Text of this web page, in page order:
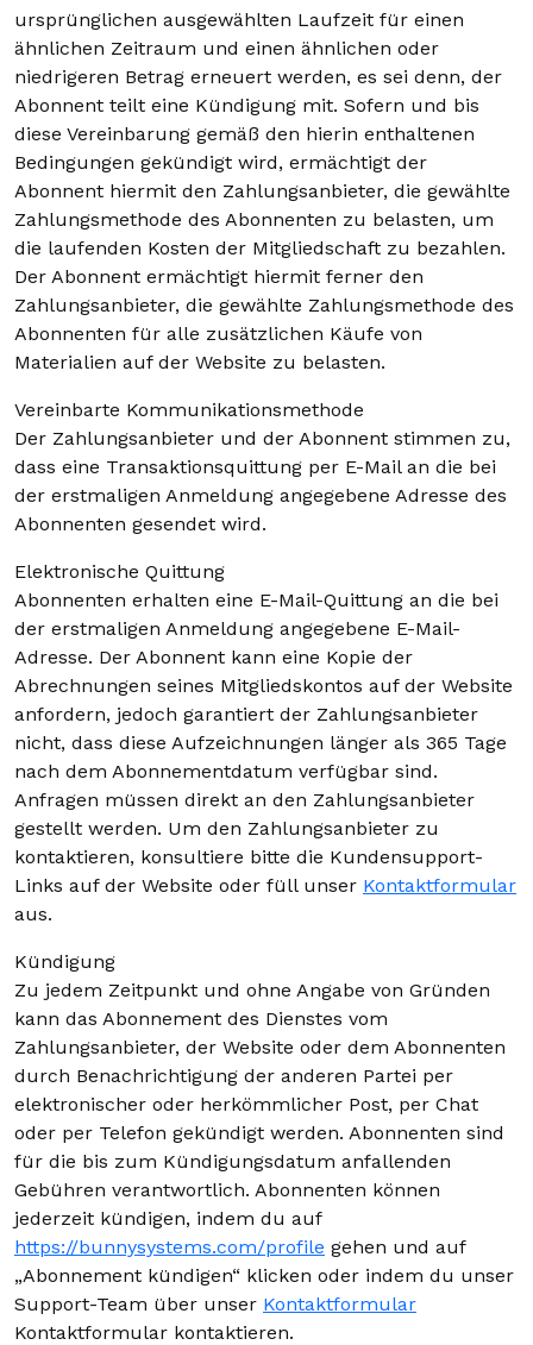
ursprünglichen ausgewählten Laufzeit für einen
ähnlichen Zeitraum und einen ähnlichen oder
niedrigeren Betrag erneuert werden, es sei denn, der
Abonnent teilt eine Kündigung mit. Sofern und bis
diese Vereinbarung gemäß den hierin enthaltenen
Bedingungen gekündigt wird, ermächtigt der
Abonnent hiermit den Zahlungsanbieter, die gewählte
Zahlungsmethode des Abonnenten zu belasten, um
die laufenden Kosten der Mitgliedschaft zu bezahlen.
Der Abonnent ermächtigt hiermit ferner den
Zahlungsanbieter, die gewählte Zahlungsmethode des
Abonnenten für alle zusätzlichen Käufe von
Materialien auf der Website zu belasten.
Vereinbarte Kommunikationsmethode
Der Zahlungsanbieter und der Abonnent stimmen zu,
dass eine Transaktionsquittung per E-Mail an die bei
der erstmaligen Anmeldung angegebene Adresse des
Abonnenten gesendet wird.
Elektronische Quittung
Abonnenten erhalten eine E-Mail-Quittung an die bei
der erstmaligen Anmeldung angegebene E-Mail-
Adresse. Der Abonnent kann eine Kopie der
Abrechnungen seines Mitgliedskontos auf der Website
anfordern, jedoch garantiert der Zahlungsanbieter
nicht, dass diese Aufzeichnungen länger als 365 Tage
nach dem Abonnementdatum verfügbar sind.
Anfragen müssen direkt an den Zahlungsanbieter
gestellt werden. Um den Zahlungsanbieter zu
kontaktieren, konsultiere bitte die Kundensupport-
Links auf der Website oder füll unser Kontaktformular
aus.
Kündigung
Zu jedem Zeitpunkt und ohne Angabe von Gründen
kann das Abonnement des Dienstes vom
Zahlungsanbieter, der Website oder dem Abonnenten
durch Benachrichtigung der anderen Partei per
elektronischer oder herkömmlicher Post, per Chat
oder per Telefon gekündigt werden. Abonnenten sind
für die bis zum Kündigungsdatum anfallenden
Gebühren verantwortlich. Abonnenten können
jederzeit kündigen, indem du auf
https://bunnysystems.com/profile gehen und auf
„Abonnement kündigen“ klicken oder indem du unser
Support-Team über unser Kontaktformular
Kontaktformular kontaktieren.